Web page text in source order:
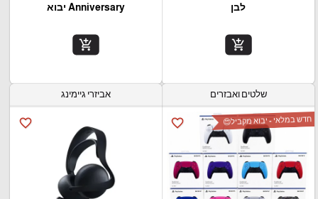
לבן
add_shopping_cart
Anniversary יבוא
add_shopping_cart
שלטים ואבזרים
favorite_border חדש במלאי - יבוא מקביל😍
אביזרי גיימינג
favorite_border